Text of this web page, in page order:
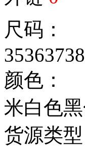
尺码：
35363738
颜色：
米白色
货源类